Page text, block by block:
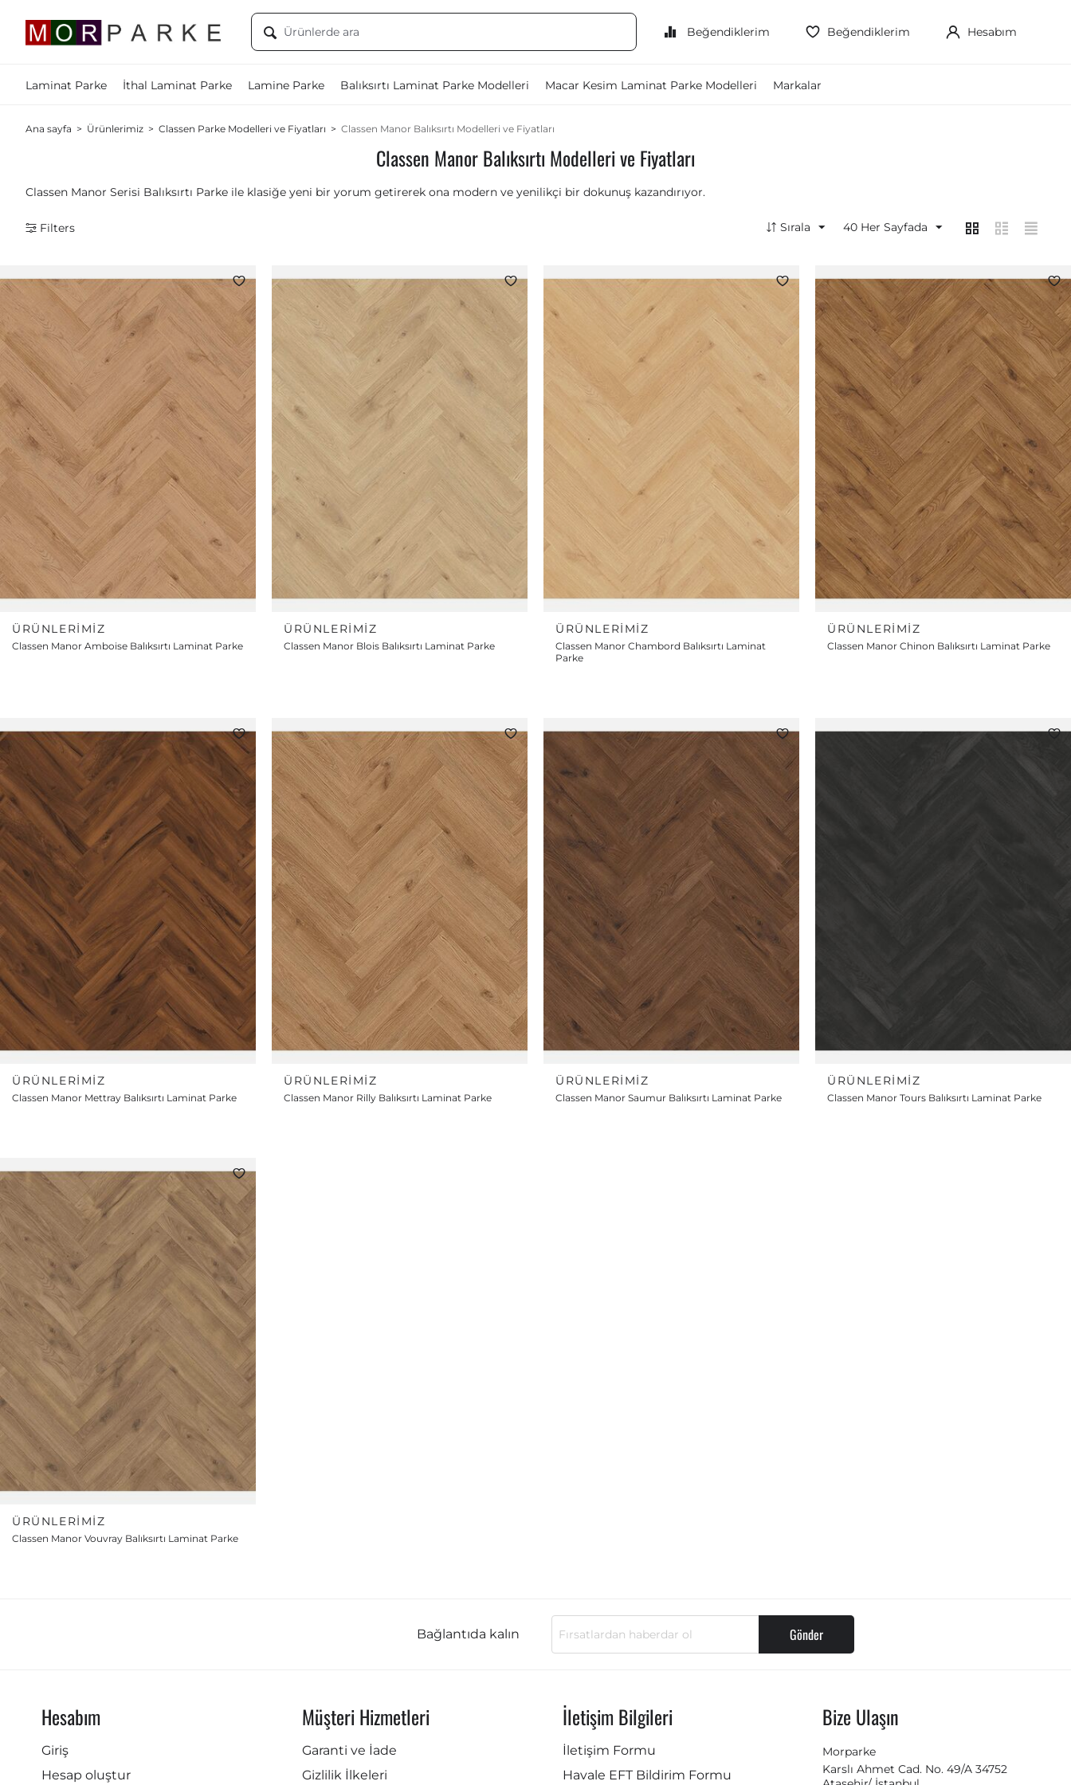
Beğendiklerim Beğendiklerim Hesabım
Laminat Parke İthal Laminat Parke Lamine Parke Balıksırtı Laminat Parke Modelleri Macar Kesim Laminat Parke Modelleri Markalar
Ana sayfa > Ürünlerimiz > Classen Parke Modelleri ve Fiyatları > Classen Manor Balıksırtı Modelleri ve Fiyatları
Classen Manor Balıksırtı Modelleri ve Fiyatları
Classen Manor Serisi Balıksırtı Parke ile klasiğe yeni bir yorum getirerek ona modern ve yenilikçi bir dokunuş kazandırıyor.
Filters Sırala 40 Her Sayfada
ÜRÜNLERIMIZ
Classen Manor Amboise Balıksırtı Laminat Parke
ÜRÜNLERIMIZ
Classen Manor Blois Balıksırtı Laminat Parke
ÜRÜNLERIMIZ
Classen Manor Chambord Balıksırtı Laminat
Parke
ÜRÜNLERIMIZ
Classen Manor Chinon Balıksırtı Laminat Parke
ÜRÜNLERIMIZ
Classen Manor Mettray Balıksırtı Laminat Parke
ÜRÜNLERIMIZ
Classen Manor Rilly Balıksırtı Laminat Parke
ÜRÜNLERIMIZ
Classen Manor Saumur Balıksırtı Laminat Parke
ÜRÜNLERIMIZ
Classen Manor Tours Balıksırtı Laminat Parke
ÜRÜNLERIMIZ
Classen Manor Vouvray Balıksırtı Laminat Parke
Bağlantıda kalın Gönder
Hesabım
Giriş
Hesap oluştur
Müşteri Hizmetleri
Garanti ve İade
Gizlilik İlkeleri
İletişim Bilgileri
İletişim Formu
Havale EFT Bildirim Formu
Bize Ulaşın
Morparke
Karslı Ahmet Cad. No. 49/A 34752